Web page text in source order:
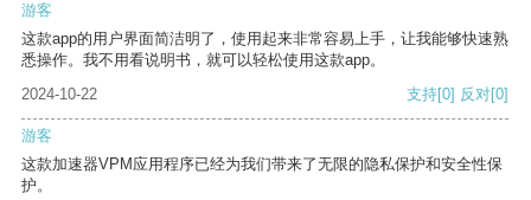
游客
这款app的用户界面简洁明了，使用起来非常容易上手，让我能够快速熟
悉操作。我不用看说明书，就可以轻松使用这款app。
2024-10-22
支持[0] 反对[0]
游客
这款加速器VPM应用程序已经为我们带来了无限的隐私保护和安全性保
护。